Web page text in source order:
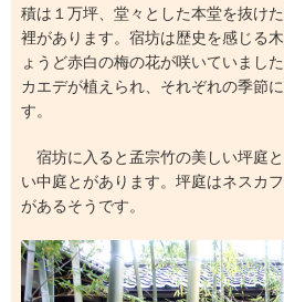
積は１万坪、堂々とした本堂を抜け
裡があります。宿坊は歴史を感じる
ょうど赤白の梅の花が咲いていまし
カエデが植えられ、それぞれの季節
す。
宿坊に入ると孟宗竹の美しい坪庭
い中庭とがあります。坪庭はネスカ
があるそうです。